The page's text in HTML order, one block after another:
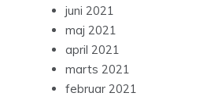
juni 2021
maj 2021
april 2021
marts 2021
februar 2021